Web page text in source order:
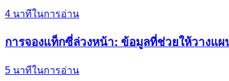
4 นาทีในการอ่าน
การจองแท็กซี่ล่วงหน้า: ข้อมูลที่ช่วยให้วางแผ
5 นาทีในการอ่าน